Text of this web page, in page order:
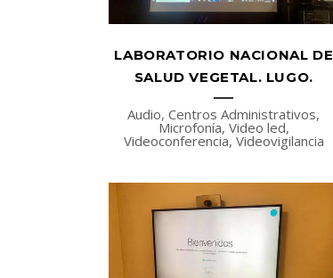
LABORATORIO NACIONAL DE
SALUD VEGETAL. LUGO.
Audio, Centros Administrativos,
Microfonía, Video led,
Videoconferencia, Videovigilancia